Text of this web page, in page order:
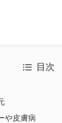
目次
や皮膚病